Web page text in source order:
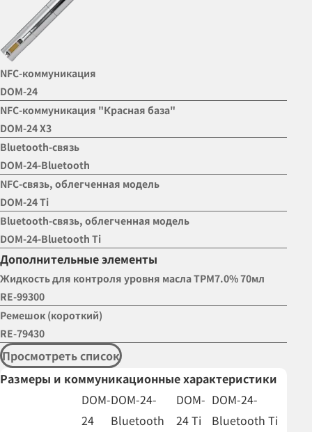
NFC-коммуникация
DOM-24
NFC-коммуникация "Красная база"
DOM-24 X3
Bluetooth-связь
DOM-24-Bluetooth
NFC-связь, облегченная модель
DOM-24 Ti
Bluetooth-связь, облегченная модель
DOM-24-Bluetooth Ti
Дополнительные элементы
Жидкость для контроля уровня масла TPM7.0% 70мл
RE-99300
Ремешок (короткий)
RE-79430
Просмотреть список
Размеры и коммуникационные характеристики
DOM-
24
DOM-24-
Bluetooth
DOM-
24 Ti
DOM-24-
Bluetooth Ti